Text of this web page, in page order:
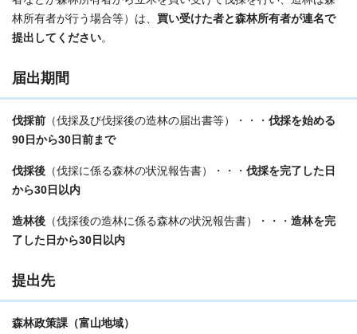
林所有者が行う場合等）は、 買い受けた者と森林所有者が連名で
提出してください。
届出期間
伐採前 （伐採及び伐採後の造林の届出書等）・・・ 伐採を始める
90日から30日前まで
伐採後 （伐採に係る森林の状況報告書）・・・ 伐採を完了した日
から30日以内
造林後 （伐採後の造林に係る森林の状況報告書）・・・ 造林を完
了した日から30日以内
提出先
森林政策課（富山地域）